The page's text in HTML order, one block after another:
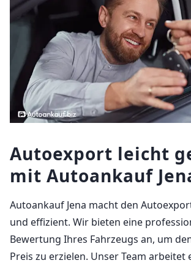
Autoexport leicht
mit Autoankauf
Autoankauf Jena macht den
und effizient. Wir bieten eine
Bewertung Ihres Fahrzeugs an, um
Preis zu erzielen. Unser Team arbeitet